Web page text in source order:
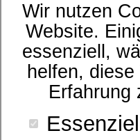
Beratertipps
Wir nutzen
Website.
essenziell,
helfen,
Erfahrung
Essenziell